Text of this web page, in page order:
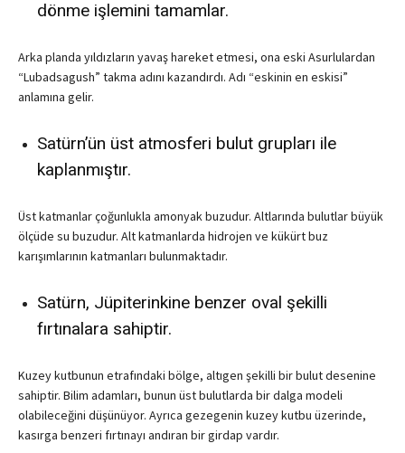
dönme işlemini tamamlar.
Arka planda yıldızların yavaş hareket etmesi, ona eski Asurlulardan
“Lubadsagush” takma adını kazandırdı. Adı “eskinin en eskisi”
anlamına gelir.
Satürn’ün üst atmosferi bulut grupları ile
kaplanmıştır.
Üst katmanlar çoğunlukla amonyak buzudur. Altlarında bulutlar büyük
ölçüde su buzudur. Alt katmanlarda hidrojen ve kükürt buz
karışımlarının katmanları bulunmaktadır.
Satürn, Jüpiterinkine benzer oval şekilli
fırtınalara sahiptir.
Kuzey kutbunun etrafındaki bölge, altıgen şekilli bir bulut desenine
sahiptir. Bilim adamları, bunun üst bulutlarda bir dalga modeli
olabileceğini düşünüyor. Ayrıca gezegenin kuzey kutbu üzerinde,
kasırga benzeri fırtınayı andıran bir girdap vardır.